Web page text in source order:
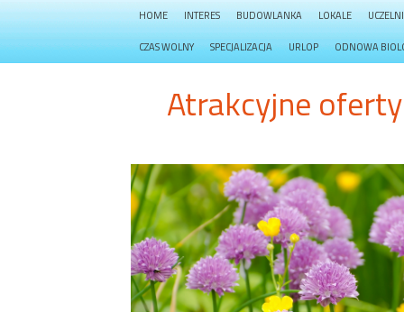
HOME INTERES BUDOWLANKA LOKALE
CZAS WOLNY SPECJALIZACJA URLOP ODNOWA
Atrakcyjne